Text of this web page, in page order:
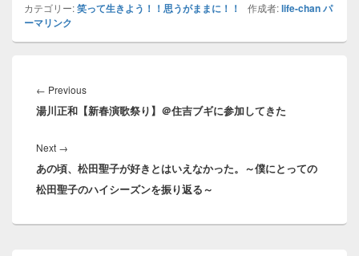
カテゴリー:笑って生きよう！！思うがままに！！ 作成者:life-chanパ
ーマリンク
稿
ナ
ゲ
ー
シ
ョ
← PreviousPrevious
post:
湯川正和【新春演歌祭り】＠住吉ブギに参加してきた
Next →
post:
あの頃、松田聖子が好きとはいえなかった。～僕にとっての
松田聖子のハイシーズンを振り返る～